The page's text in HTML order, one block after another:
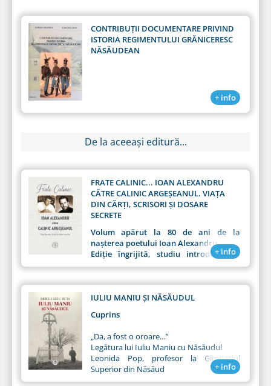
CONTRIBUȚII DOCUMENTARE PRIVIND
ISTORIA REGIMENTULUI GRĂNICERESC
NĂSĂUDEAN
+ info
De la aceeași editură...
FRATE CALINIC... IOAN ALEXANDRU
CĂTRE CALINIC ARGEȘEANUL. VIAȚA
DIN CĂRȚI, SCRISORI ȘI DOSARE
SECRETE
Volum apărut la 80 de ani de la
naşterea poetului Ioan Alexandru
Ediție îngrijită, studiu introductiv și
note de Adrian Alui Gheorghe
+ info
IULIU MANIU ŞI NĂSĂUDUL
Cuprins
„Da, a fost o oroare…”
Legătura lui Iuliu Maniu cu Năsăudul
Leonida Pop, profesor la Gimnaziul
Superior din Năsăud
1. Despre familie și pregătirea școlară
+ info